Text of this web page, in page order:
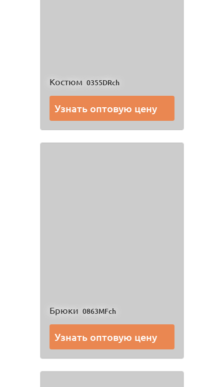
Костюм 0355DRch
Узнать оптовую цену
Брюки 0863MFch
Узнать оптовую цену